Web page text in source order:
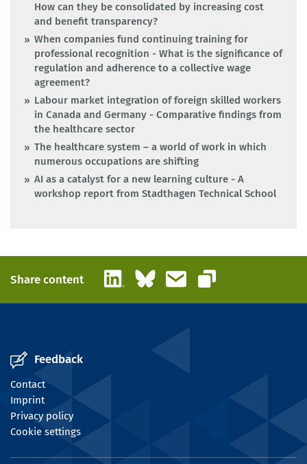
How can they be consolidated by increasing cost
and benefit transparency?
When companies fund continuing training for
professional recognition - What is the significance of
regulation and adherence to a collective wage
agreement?
Labour market integration of foreign skilled workers
in Canada and Germany - Comparative findings from
the healthcare sector
The healthcare system – a world of work in which
numerous occupations are shifting
AI as a catalyst for a new learning culture - A
workshop report from Stadthagen Technical School
Share content LinkedInBlueskyEmail
Copy link
Feedback
Contact
Imprint
Privacy policy
Cookie settings